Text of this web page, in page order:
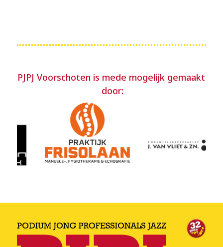
PJPJ Voorschoten is mede mogelijk gemaakt
door: